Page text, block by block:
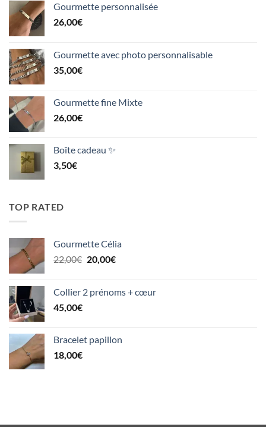
Gourmette personnalisée
26,00€
Gourmette avec photo personnalisable
35,00€
Gourmette fine Mixte
26,00€
Boîte cadeau ✨
3,50€
TOP RATED
Gourmette Célia
22,00€ Le
était :
20,00€Le
est :
Collier 2 prénoms + cœur
45,00€
Bracelet papillon
18,00€